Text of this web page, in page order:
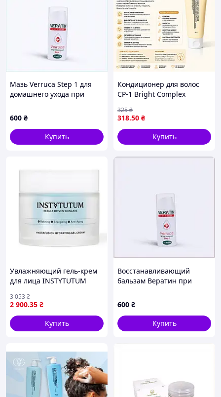
Мазь Verruca Step 1 для
домашнего ухода при
600 ₴
Купить
Кондиционер для волос
CP-1 Bright Complex
Conditioner 100 мл -
интенсивно питательный
кондиционер с кератином,
318.50 ₴
325₴
Купить
Увлажняющий гель-крем
для лица INSTYTUTUM
Cream с 4 видами
гиалуроновой кислоты, 50
мл
2 900.35 ₴
3 053₴
Купить
Восстанавливающий
бальзам Вератин при
600 ₴
Купить